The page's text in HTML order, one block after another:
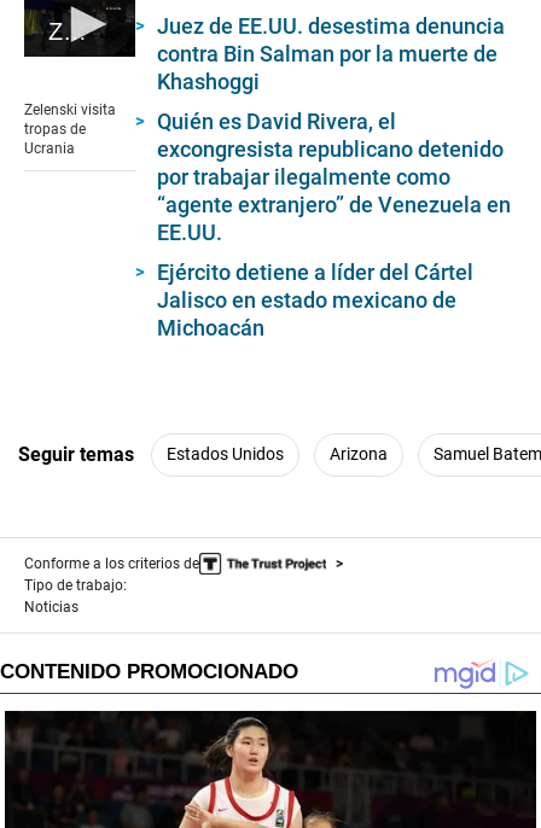
Zelenski visita tropas de Ucrania
of
1
minute,
Zelenski visita
tropas de
Ucrania
Juez de EE.UU. desestima denuncia
contra Bin Salman por la muerte de
Khashoggi
Quién es David Rivera, el
excongresista republicano detenido
por trabajar ilegalmente como
“agente extranjero” de Venezuela en
EE.UU.
Ejército detiene a líder del Cártel
Jalisco en estado mexicano de
Michoacán
Seguir temas Estados Unidos Arizona Samuel
Conforme a los criterios de
Tipo de trabajo:
Noticias